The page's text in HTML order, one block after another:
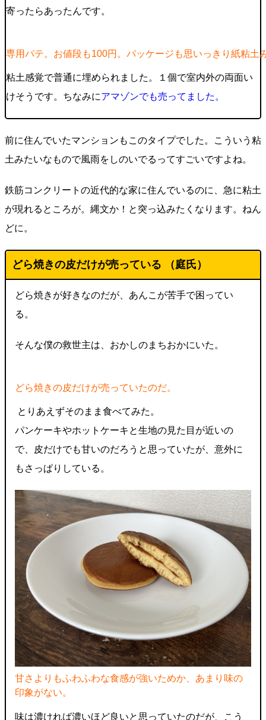
寄ったらあったんです。
専用パテ。お値段も100円。パッケージも思いっきり紙粘土
粘土感覚で普通に埋められました。１個で室内外の両面い
けそうです。ちなみにアマゾンでも売ってました。
前に住んでいたマンションもこのタイプでした。こういう粘
土みたいなもので風雨をしのいでるってすごいですよね。
鉄筋コンクリートの近代的な家に住んでいるのに、急に粘土
が現れるところが。縄文か！と突っ込みたくなります。ねん
どに。
どら焼きの皮だけが売っている （庭氏）
どら焼きが好きなのだが、あんこが苦手で困ってい
る。
そんな僕の救世主は、おかしのまちおかにいた。
どら焼きの皮だけが売っていたのだ。
とりあえずそのまま食べてみた。
パンケーキやホットケーキと生地の見た目が近いの
で、皮だけでも甘いのだろうと思っていたが、意外に
もさっぱりしている。
甘さよりもふわふわな食感が強いためか、あまり味の
印象がない。
味は濃ければ濃いほど良いと思っていたのだが、こう